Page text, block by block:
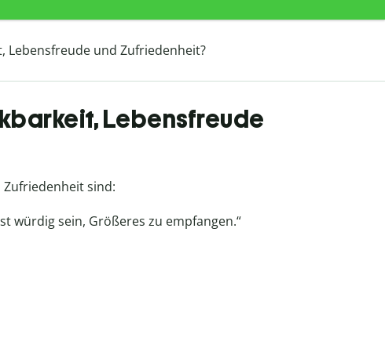
Lebensfreude und Zufriedenheit?
Lebensfreude
sind:
würdig sein, Größeres zu empfangen.“